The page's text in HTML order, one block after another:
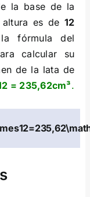
la base de la
es de 12
fórmula del
calcular su
de la lata de
= 235,62cm³.